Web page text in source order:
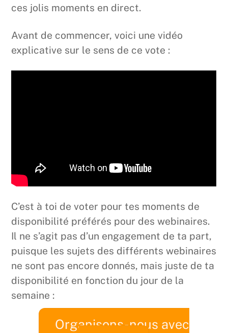
ces jolis moments en direct.
Avant de commencer, voici une vidéo
explicative sur le sens de ce vote :
C’est à toi de voter pour tes moments de
disponibilité préférés pour des webinaires.
Il ne s’agit pas d’un engagement de ta part,
puisque les sujets des différents webinaires
ne sont pas encore donnés, mais juste de ta
disponibilité en fonction du jour de la
semaine :
Organisons-nous avec